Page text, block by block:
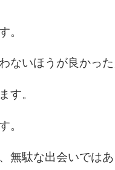
。
ないほうが良かった
す。
。
無駄な出会いではあ